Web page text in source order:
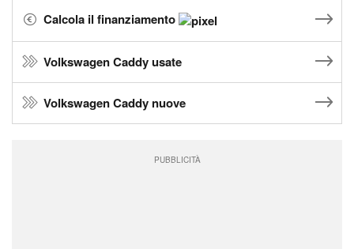
Calcola il finanziamento
Volkswagen Caddy usate
Volkswagen Caddy nuove
PUBBLICITÀ